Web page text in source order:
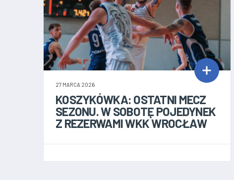
27 MARCA 2026
KOSZYKÓWKA: OSTATNI MECZ
SEZONU. W SOBOTĘ POJEDYNEK
Z REZERWAMI WKK WROCŁAW